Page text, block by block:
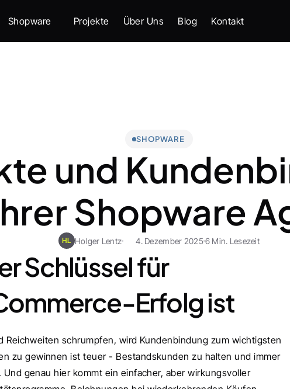
Shopware Projekte Über Uns Blog Kontakt
SHOPWARE
und
Shopware
HL Holger Lentz 4. Dezember 20256 Min. Lesezeit
Schlüssel für
Erfolg ist
schrumpfen, wird Kundenbindung zum wichtigsten
zu gewinnen ist teuer - Bestandskunden zu halten und immer
genau hier kommt ein einfacher, aber wirkungsvoller